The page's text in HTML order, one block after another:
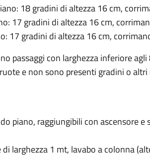
18 gradini di altezza 16 cm,
17 gradini di altezza 16 cm,
17 gradini di altezza 16 cm,
passaggi con larghezza inferiore
e non sono presenti gradini o
piano, raggiungibili con ascensore
di larghezza 1 mt, lavabo a colonna